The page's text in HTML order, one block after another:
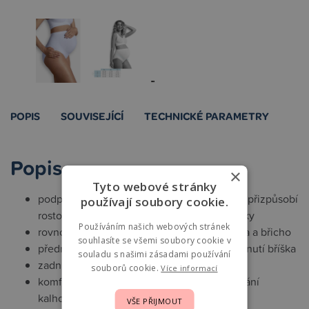
POPIS SOUVISEJÍCÍ TECHNICKÉ PARAMETRY
Popis
podpůrné těhotenské kalhotky Carriwell se přizpůsobí
rostoucímu břísku každé nastávající maminky
rovnoměrně rozloží zvyšující se tlak na záda a břicho
přední část kalhotek zajišťuje lehké přizvednutí bříška
zadní podpůrná část zmírňuje tlak na bříško
komfortní pas zabraňuje nechtěnému rolování
kalhotek
×
Tyto webové stránky
používají soubory cookie.
Používáním našich webových stránek
souhlasíte se všemi soubory cookie v
souladu s našimi zásadami používání
souborů cookie.Více informací
VŠE PŘIJMOUT